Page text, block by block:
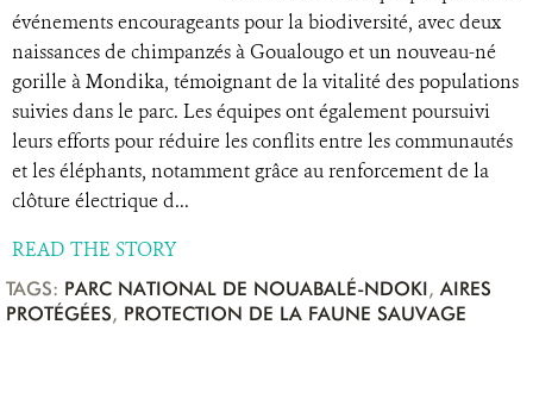
événements encourageants pour la biodiversité, avec deux
naissances de chimpanzés à Goualougo et un nouveau-né
gorille à Mondika, témoignant de la vitalité des populations
suivies dans le parc. Les équipes ont également poursuivi
leurs efforts pour réduire les conflits entre les communautés
et les éléphants, notamment grâce au renforcement de la
clôture électrique d...
READ THE STORY
TAGS: PARC NATIONAL DE NOUABALÉ-NDOKI, AIRES
PROTÉGÉES, PROTECTION DE LA FAUNE SAUVAGE